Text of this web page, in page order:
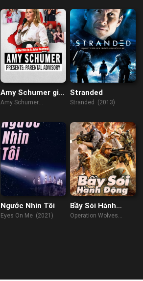
Amy Schumer giới
thiệu: Lời khuyên
Amy Schumer
Advisory (2022)
Stranded
Stranded (2013)
Ngước Nhìn Tôi
Eyes On Me (2021)
Bầy Sói Hành
Động
Operation Wolves